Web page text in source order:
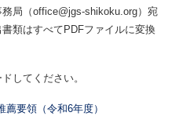
局（office@jgs-shikoku.org）宛
類はすべてPDFファイルに変換
してください。
薦要領（令和6年度）